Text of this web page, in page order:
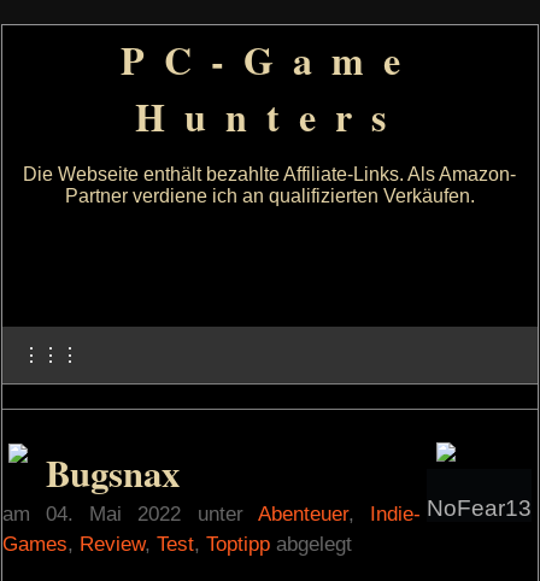
PC-Game
Hunters
Die Webseite enthält bezahlte Affiliate-Links. Als Amazon-
Partner verdiene ich an qualifizierten Verkäufen.
⋮⋮⋮
NoFear13
Bugsnax
am 04. Mai 2022 unter Abenteuer, Indie-
Games, Review,Test,Toptipp abgelegt